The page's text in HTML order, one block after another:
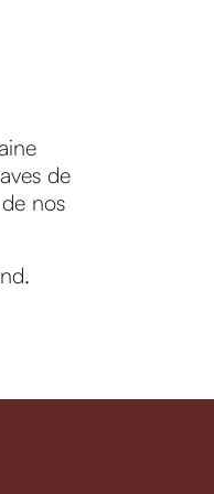
de
nos